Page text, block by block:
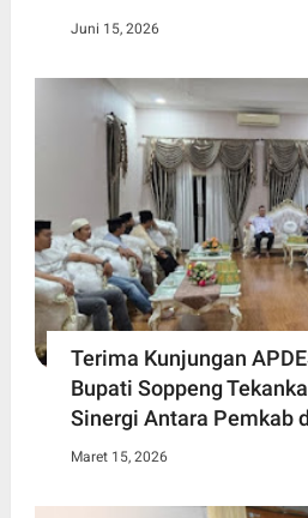
Juni 15, 2026
Terima Kunjungan
Bupati Soppeng
Sinergi Antara Pemkab
Maret 15, 2026